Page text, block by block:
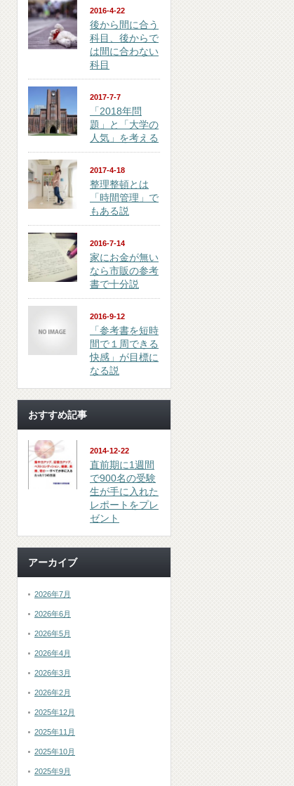
2016-4-22
後から間に合う
科目、後からで
は間に合わない
科目
2017-7-7
「2018年問
題」と「大学の
人気」を考える
2017-4-18
整理整頓とは
「時間管理」で
もある説
2016-7-14
家にお金が無い
なら市販の参考
書で十分説
2016-9-12
「参考書を短時
間で１周できる
快感」が目標に
なる説
おすすめ記事
2014-12-22
直前期に1週間
で900名の受験
生が手に入れた
レポートをプレ
ゼント
アーカイブ
2026年7月
2026年6月
2026年5月
2026年4月
2026年3月
2026年2月
2025年12月
2025年11月
2025年10月
2025年9月